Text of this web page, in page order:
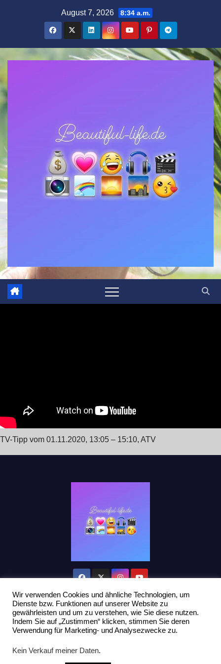
August 7, 2026 8:34 a.m.
TV-Tipp vom 01.11.2020, 13:05 – 15:10, ATV
Stolz präsentiert von WordPress|Theme: Newsup vonThemeansar
Home Datenschutzerklärung
Wir verwenden Cookies und ähnliche Technologien, um
Dienste bzw. Funktionen auf unserer Website zu
gewährleisten und um zu verstehen, wie Sie diese nutzen.
Indem Sie auf „Zustimmen“ klicken, stimmen Sie deren
Verwendung für Marketing- und Analysezwecke zu.
Kein Verkauf meiner Daten.